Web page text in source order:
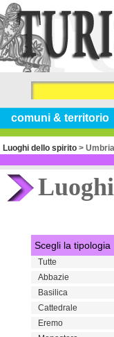
comuni & territorio
Luoghi dello spirito > Umbria
Scegli la tipologia
Tutte
Abbazie
Basilica
Cattedrale
Eremo